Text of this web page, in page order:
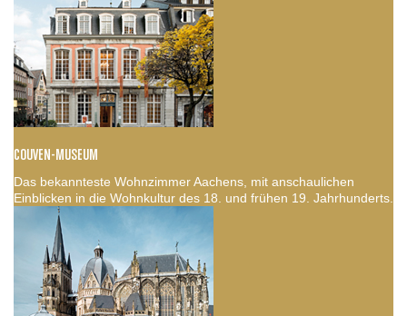
COUVEN-MUSEUM
Das bekannteste Wohnzimmer Aachens, mit anschaulichen
Einblicken in die Wohnkultur des 18. und frühen 19. Jahrhunderts.